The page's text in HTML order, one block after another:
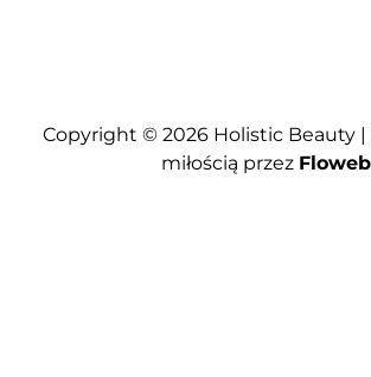
Copyright © 2026 Holistic Beauty|
miłością przez Floweb